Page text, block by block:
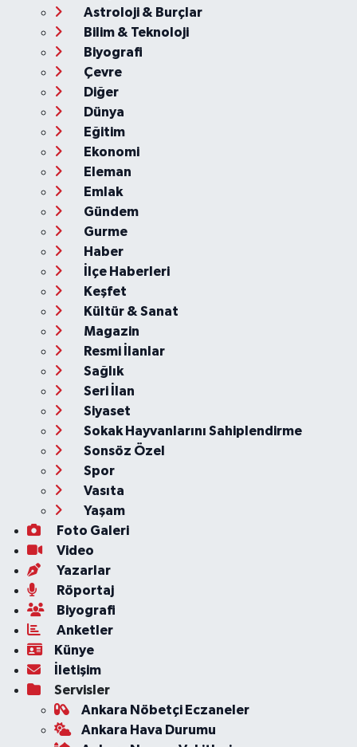
Astroloji & Burçlar
Bilim & Teknoloji
Biyografi
Çevre
Diğer
Dünya
Eğitim
Ekonomi
Eleman
Emlak
Gündem
Gurme
Haber
İlçe Haberleri
Keşfet
Kültür & Sanat
Magazin
Resmi İlanlar
Sağlık
Seri İlan
Siyaset
Sokak Hayvanlarını Sahiplendirme
Sonsöz Özel
Spor
Vasıta
Yaşam
Foto Galeri
Video
Yazarlar
Röportaj
Biyografi
Anketler
Künye
İletişim
Servisler
Ankara Nöbetçi Eczaneler
Ankara Hava Durumu